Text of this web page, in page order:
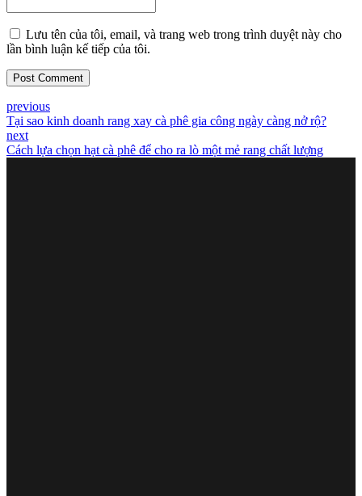
Lưu tên của tôi, email, và trang web trong trình duyệt này cho
lần bình luận kế tiếp của tôi.
Post Comment
previous
Tại sao kinh doanh rang xay cà phê gia công ngày càng nở rộ?
next
Cách lựa chọn hạt cà phê để cho ra lò một mẻ rang chất lượng